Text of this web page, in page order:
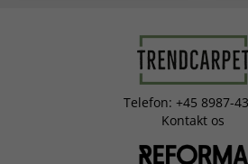
Telefon: +45 8987-
Kontakt os